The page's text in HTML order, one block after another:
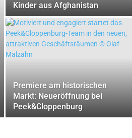
Kinder aus Afghanistan
Premiere am historischen
Markt: Neueröffnung bei
Peek&Cloppenburg